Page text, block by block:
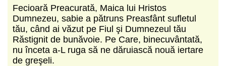
Fecioară Preacurată, Maica lui Hristos
Dumnezeu, sabie a pătruns Preasfânt sufletul
tău, când ai văzut pe Fiul şi Dumnezeul tău
Răstignit de bunăvoie. Pe Care, binecuvântată,
nu înceta a-L ruga să ne dăruiască nouă iertare
de greşeli.